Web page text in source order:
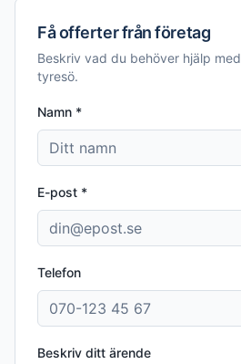
Få offerter från företag
Beskriv vad du behöver hjälp med
tyresö.
Namn *
E-post *
Telefon
Beskriv ditt ärende